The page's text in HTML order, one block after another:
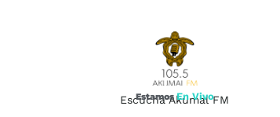
Escucha Akumal FM
Estamos En Vivo